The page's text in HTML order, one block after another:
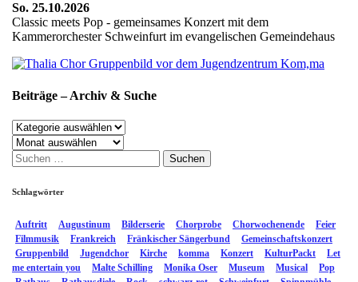
So. 25.10.2026
Classic meets Pop - gemeinsames Konzert mit dem
Kammerorchester Schweinfurt im evangelischen Gemeindehaus
Beiträge – Archiv & Suche
Beiträge
–
Archiv
&
Archiv
Suchen
nach:
Schlagwörter
Auftritt Augustinum Bilderserie Chorprobe Chorwochenende
Feier
Filmmusik
Frankreich Fränkischer Sängerbund
Gemeinschaftskonzert
Gruppenbild
Jugendchor Kirche komma Konzert KulturPackt
Let
me entertain you
Malte Schilling Monika Oser Museum Musical
Pop